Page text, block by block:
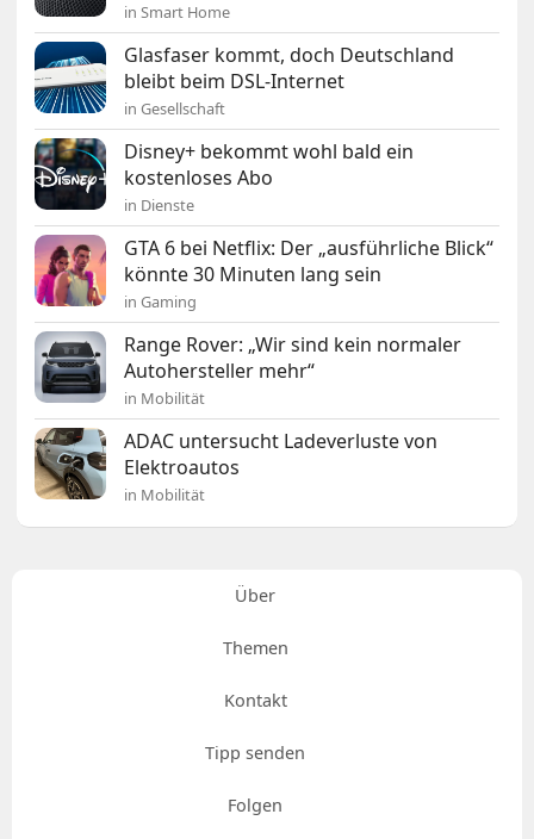
in Smart Home
Glasfaser kommt, doch Deutschland
bleibt beim DSL-Internet
in Gesellschaft
Disney+ bekommt wohl bald ein
kostenloses Abo
in Dienste
GTA 6 bei Netflix: Der „ausführliche Blick“
könnte 30 Minuten lang sein
in Gaming
Range Rover: „Wir sind kein normaler
Autohersteller mehr“
in Mobilität
ADAC untersucht Ladeverluste von
Elektroautos
in Mobilität
Über
Themen
Kontakt
Tipp senden
Folgen